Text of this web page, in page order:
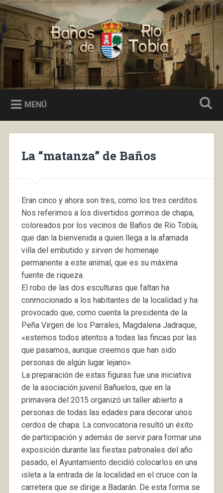
Saltar
al
contenido
Buscar
Baños de Río Tobía
MENÚ
La “matanza” de Baños
Eran cinco y ahora son tres, como los tres cerditos.
Nos referimos a los divertidos gorrinos de chapa,
coloreados por los vecinos de Baños de Río Tobía,
que dan la bienvenida a quien llega a la afamada
villa del embutido y sirven de homenaje
permanente a este animal, que es su máxima
fuente de riqueza.
El robo de las dos esculturas que faltan ha
conmocionado a los habitantes de la localidad y ha
provocado que, como cuenta la presidenta de la
Peña Virgen de los Parrales, Magdalena Jadraque,
«estemos todos atentos a todas las fincas por las
que pasamos, aunque creemos que han sido
personas de algún lugar lejano».
La preparación de estas figuras fue una iniciativa
de la asociación juvenil Bañuelos, que en la
primavera del 2015 organizó un taller abierto a
personas de todas las edades para decorar unos
cerdos de chapa. La convocatoria resultó un éxito
de participación y además de servir para formar una
exposición durante las fiestas patronales del año
pasado, el Ayuntamiento decidió colocarlos en una
isleta a la entrada de la localidad en el cruce con la
carretera que se dirige a Badarán. De esta forma se